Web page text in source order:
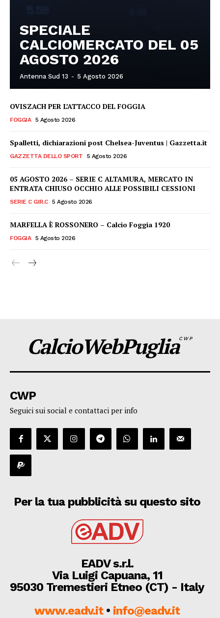
SPECIALE
CALCIOMERCATO DEL 05
AGOSTO 2026
Antenna Sud 13 - 5 Agosto 2026
OVISZACH PER L’ATTACCO DEL FOGGIA
FOGGIA 5 Agosto 2026
Spalletti, dichiarazioni post Chelsea-Juventus | Gazzetta.it
GAZZETTA DELLO SPORT 5 Agosto 2026
05 AGOSTO 2026 – SERIE C ALTAMURA, MERCATO IN
ENTRATA CHIUSO OCCHIO ALLE POSSIBILI CESSIONI
SERIE C GIR.C 5 Agosto 2026
MARFELLA È ROSSONERO – Calcio Foggia 1920
FOGGIA 5 Agosto 2026
CalcioWebPugliaCWP
CWP
Seguici sui social e contattaci per info
Per la tua pubblicità su questo sito
EADV s.r.l.
Via Luigi Capuana, 11
95030 Tremestieri Etneo (CT) - Italy
www.eadv.it• info@eadv.it